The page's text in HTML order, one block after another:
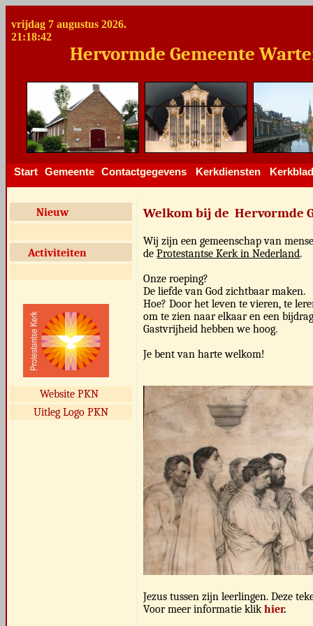
vrijdag 7 augustus 2026.
21:18:42
Hervormde Gemeente
Start Gemeente Contactgegevens Kerkdiensten Kerkblad
Nieuw
Activiteiten
Website PKN
Uitleg Logo PKN
Welkom bij de Hervormde
Wij zijn een gemeenschap van
deProtestantse Kerk in Nederland
Onze roeping?
De liefde van God zichtbaar maken.
Hoe? Door het leven te vieren, te
om te zien naar elkaar en een
Gastvrijheid hebben we hoog.
Je bent van harte welkom!
Jezus tussen zijn leerlingen. Deze
Voor meer informatie klikhier.